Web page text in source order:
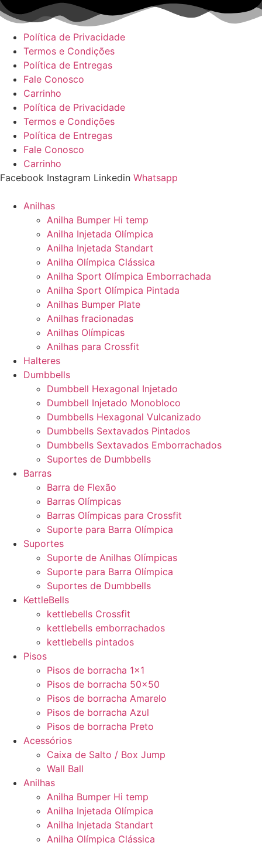
Ir
para
conteúdo
Política de Privacidade
Termos e Condições
Política de Entregas
Fale Conosco
Carrinho
Política de Privacidade
Termos e Condições
Política de Entregas
Fale Conosco
Carrinho
Facebook Instagram Linkedin Whatsapp
Anilhas
Anilha Bumper Hi temp
Anilha Injetada Olímpica
Anilha Injetada Standart
Anilha Olímpica Clássica
Anilha Sport Olímpica Emborrachada
Anilha Sport Olímpica Pintada
Anilhas Bumper Plate
Anilhas fracionadas
Anilhas Olímpicas
Anilhas para Crossfit
Halteres
Dumbbells
Dumbbell Hexagonal Injetado
Dumbbell Injetado Monobloco
Dumbbells Hexagonal Vulcanizado
Dumbbells Sextavados Pintados
Dumbbells Sextavados Emborrachados
Suportes de Dumbbells
Barras
Barra de Flexão
Barras Olímpicas
Barras Olímpicas para Crossfit
Suporte para Barra Olímpica
Suportes
Suporte de Anilhas Olímpicas
Suporte para Barra Olímpica
Suportes de Dumbbells
KettleBells
kettlebells Crossfit
kettlebells emborrachados
kettlebells pintados
Pisos
Pisos de borracha 1×1
Pisos de borracha 50×50
Pisos de borracha Amarelo
Pisos de borracha Azul
Pisos de borracha Preto
Acessórios
Caixa de Salto / Box Jump
Wall Ball
Anilhas
Anilha Bumper Hi temp
Anilha Injetada Olímpica
Anilha Injetada Standart
Anilha Olímpica Clássica